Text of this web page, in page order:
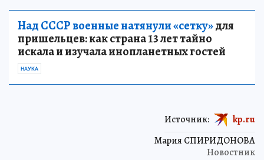
Над СССР военные натянули «сетку»для
пришельцев: как страна 13 лет тайно
искала и изучала инопланетных гостей
НАУКА
Мария СПИРИДОНОВА
Новостник
Источник: kp.ru